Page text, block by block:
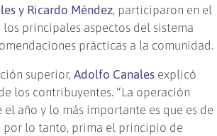
y Ricardo Méndez, participaron en el
principales aspectos del sistema
prácticas a la comunidad.
superior,Adolfo Canales explicó
los contribuyentes. “La operación
año y lo más importante es que es de
por lo tanto, prima el principio de